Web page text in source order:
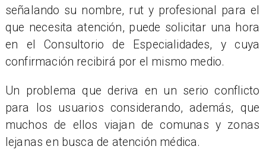
señalando su nombre, rut y profesional para el
que necesita atención, puede solicitar una hora
en el Consultorio de Especialidades, y cuya
confirmación recibirá por el mismo medio.
Un problema que deriva en un serio conflicto
para los usuarios considerando, además, que
muchos de ellos viajan de comunas y zonas
lejanas en busca de atención médica.